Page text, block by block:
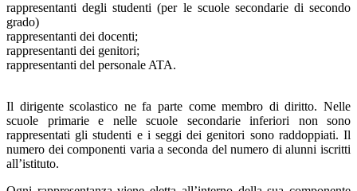
rappresentanti degli studenti (per le scuole secondarie di secondo
grado)
rappresentanti dei docenti;
rappresentanti dei genitori;
rappresentanti del personale ATA.
Il dirigente scolastico ne fa parte come membro di diritto. Nelle
scuole primarie e nelle scuole secondarie inferiori non sono
rappresentati gli studenti e i seggi dei genitori sono raddoppiati. Il
numero dei componenti varia a seconda del numero di alunni iscritti
all’istituto.